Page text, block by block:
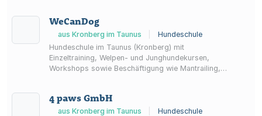
WeCanDog
aus Kronberg im Taunus
Hundeschule
Hundeschule im Taunus (Kronberg) mit
Einzeltraining, Welpen- und Junghundekursen,
Workshops sowie Beschäftigung wie Mantrailing,
4 paws GmbH
aus Kronberg im Taunus Hundeschule